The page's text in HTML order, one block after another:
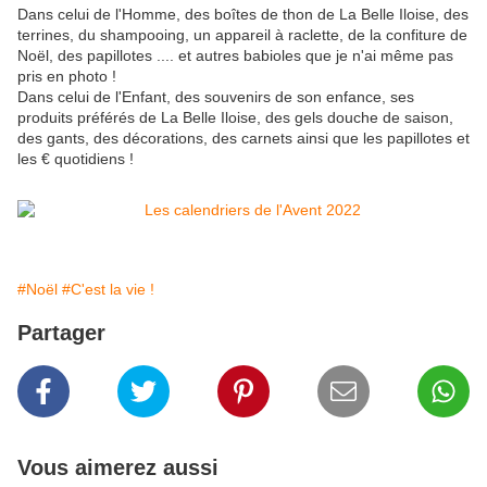
Dans celui de l'Homme, des boîtes de thon de La Belle Iloise, des
terrines, du shampooing, un appareil à raclette, de la confiture de
Noël, des papillotes .... et autres babioles que je n'ai même pas
pris en photo !
Dans celui de l'Enfant, des souvenirs de son enfance, ses
produits préférés de La Belle Iloise, des gels douche de saison,
des gants, des décorations, des carnets ainsi que les papillotes et
les € quotidiens !
#Noël #C'est la vie !
Partager
Vous aimerez aussi